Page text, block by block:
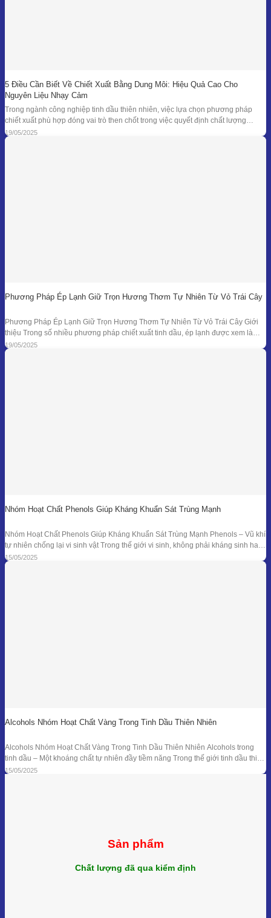
5 Điều Cần Biết Về Chiết Xuất Bằng Dung Môi: Hiệu Quả Cao Cho
Nguyên Liệu Nhạy Cảm
Trong ngành công nghiệp tinh dầu thiên nhiên, việc lựa chọn phương pháp
chiết xuất phù hợp đóng vai trò then chốt trong việc quyết định chất lượng
thành phẩm – đặc biệt là đối với những loại nguyên liệu cao cấp và nhạy cảm.
Khi các phương pháp truyền thống như chưng cất lôi
19/05/2025
Phương Pháp Ép Lạnh Giữ Trọn Hương Thơm Tự Nhiên Từ Vỏ Trái Cây
Phương Pháp Ép Lạnh Giữ Trọn Hương Thơm Tự Nhiên Từ Vỏ Trái Cây Giới
thiệu Trong số nhiều phương pháp chiết xuất tinh dầu, ép lạnh được xem là
một trong những kỹ thuật đối với nguyên liệu đặc thù – đặc biệt là vỏ các loại
quả có mùi hương tươi mát như
19/05/2025
Nhóm Hoạt Chất Phenols Giúp Kháng Khuẩn Sát Trùng Mạnh
Nhóm Hoạt Chất Phenols Giúp Kháng Khuẩn Sát Trùng Mạnh Phenols – Vũ khí
tự nhiên chống lại vi sinh vật Trong thế giới vi sinh, không phải kháng sinh hay
hóa chất tổng hợp mới là “anh hùng” duy nhất. Từ hàng ngàn năm trước, các
nền y học cổ đại đã sử dụng tinh dầu
15/05/2025
Alcohols Nhóm Hoạt Chất Vàng Trong Tinh Dầu Thiên Nhiên
Alcohols Nhóm Hoạt Chất Vàng Trong Tinh Dầu Thiên Nhiên Alcohols trong
tinh dầu – Một khoáng chất tự nhiên đầy tiềm năng Trong thế giới tinh dầu thiên
nhiên, mỗi giọt nhỏ bé lại ẩn chứa hàng trăm hợp chất hóa học với công dụng
15/05/2025
Sản phẩm
Chất lượng đã qua kiểm định